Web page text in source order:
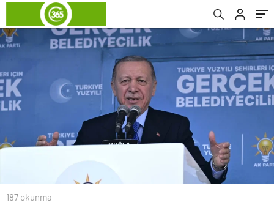
187 okunma